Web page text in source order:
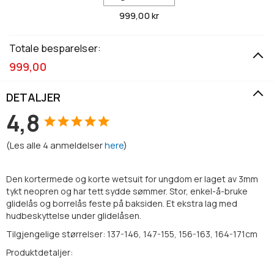
999,00 kr
Totale besparelser:
999,00
DETALJER
4,8
(Les alle 4anmeldelserhere)
Den kortermede og korte wetsuit for ungdom er laget av 3mm
tykt neopren og har tett sydde sømmer. Stor, enkel-å-bruke
glidelås og borrelås feste på baksiden. Et ekstra lag med
hudbeskyttelse under glidelåsen.
Tilgjengelige størrelser: 137-146, 147-155, 156-163, 164-171cm
Produktdetaljer: